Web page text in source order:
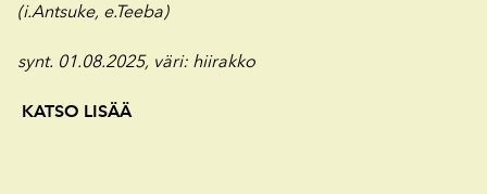
(i.Antsuke, e.Teeba)
synt. 01.08.2025, väri: hiirakko
KATSO LISÄÄ